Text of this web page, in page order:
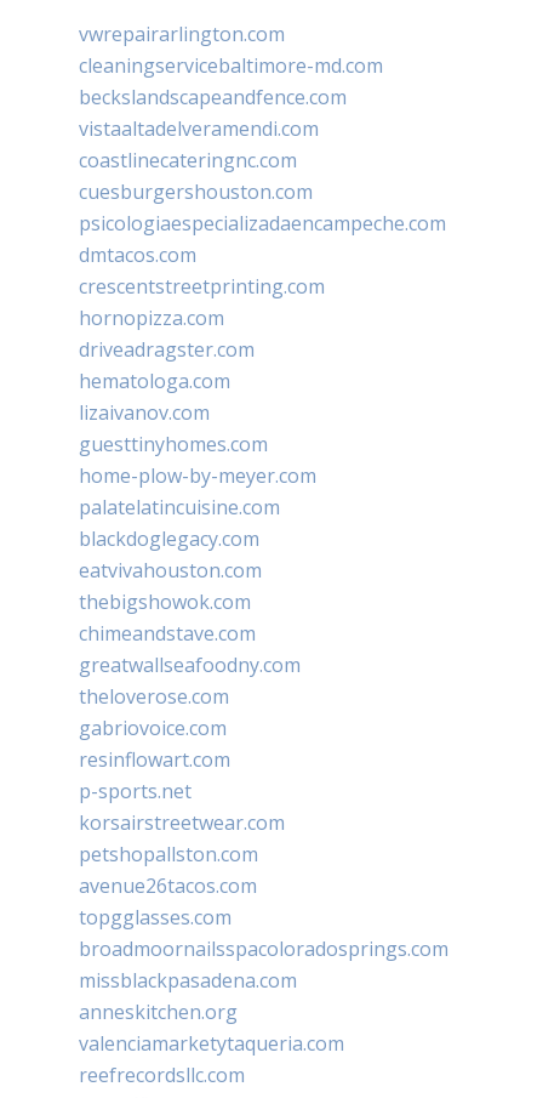
vwrepairarlington.com
cleaningservicebaltimore-md.com
beckslandscapeandfence.com
vistaaltadelveramendi.com
coastlinecateringnc.com
cuesburgershouston.com
psicologiaespecializadaencampeche.com
dmtacos.com
crescentstreetprinting.com
hornopizza.com
driveadragster.com
hematologa.com
lizaivanov.com
guesttinyhomes.com
home-plow-by-meyer.com
palatelatincuisine.com
blackdoglegacy.com
eatvivahouston.com
thebigshowok.com
chimeandstave.com
greatwallseafoodny.com
theloverose.com
gabriovoice.com
resinflowart.com
p-sports.net
korsairstreetwear.com
petshopallston.com
avenue26tacos.com
topgglasses.com
broadmoornailsspacoloradosprings.com
missblackpasadena.com
anneskitchen.org
valenciamarketytaqueria.com
reefrecordsllc.com